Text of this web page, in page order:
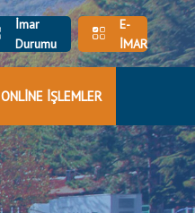
İmar
Durumu
E-
İMAR
ONLİNE İŞLEMLER